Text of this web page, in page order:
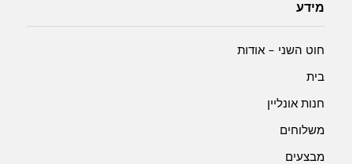
מידע
חוט השני – אודות
בית
חנות אונליין
משלוחים
מבצעים